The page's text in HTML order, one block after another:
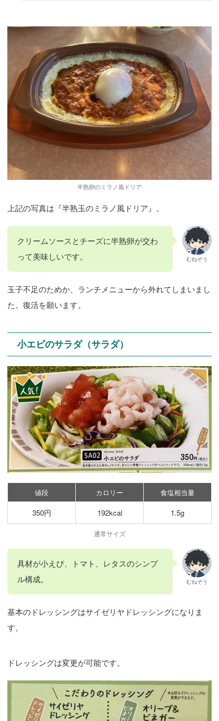
半熟卵のミラノ風ドリア
上記の写真は『半熟玉のミラノ風ドリア』。
クリームソースとチーズに半熟卵が交わ
って美味しいです。
むねぞう
玉子不足のためか、ランチメニューから外れてしまいまし
た。復活を願います。
小エビのサラダ（サラダ）
値段 カロリー
食塩相当量
350円
192kcal 1.5g
通常サイズ
具材が小えび、トマト、レタスのシンプ
ル構成。
むねぞう
基本のドレッシングはサイゼリヤドレッシングになりま
す。
ドレッシングは変更が可能です。